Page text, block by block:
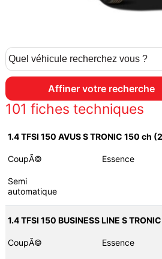
101 fiches techniques
1.4 TFSI 150 AVUS S TRONIC 150 ch
CoupÃ© Essence
Semi
automatique
1.4 TFSI 150 BUSINESS LINE S
CoupÃ© Essence